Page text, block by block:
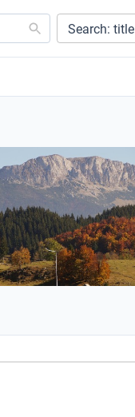
Search: title